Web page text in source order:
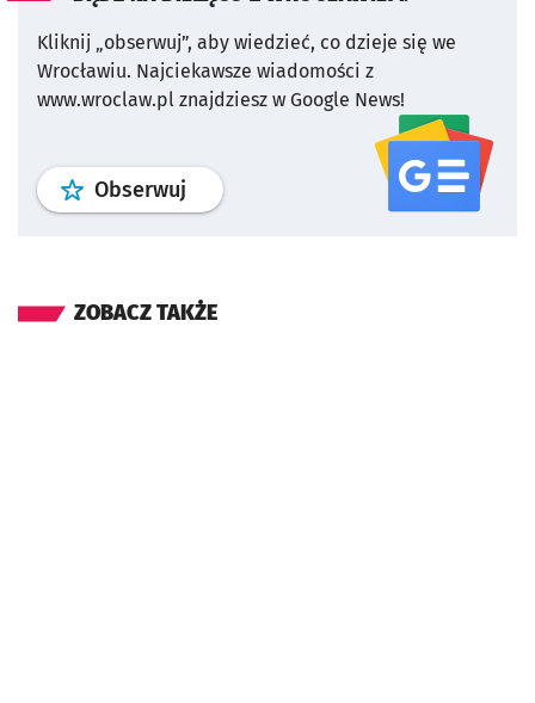
Kliknij „obserwuj”, aby wiedzieć, co dzieje się we
Wrocławiu. Najciekawsze wiadomości z
www.wroclaw.pl znajdziesz w Google News!
Obserwuj profil serwisu
ZOBACZ TAKŻE